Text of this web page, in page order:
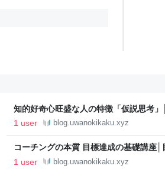
知的好奇心旺盛な人の特徴「仮説思考
ノキカクのキカクメモ│問題解決のため
1 user blog.uwanokikaku.xyz
コーチングの本質 目標達成の基礎講座
まとめ - ウワノキカクのキカクメモ│問
1 user blog.uwanokikaku.xyz